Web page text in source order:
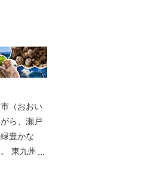
（おおい
ら、瀬戸
豊かな
東九州経